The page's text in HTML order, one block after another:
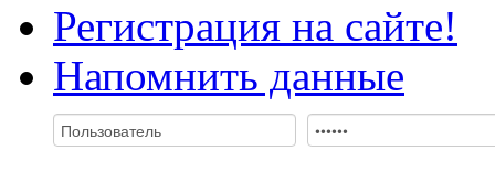
Регистрация на сайте!
Напомнить данные